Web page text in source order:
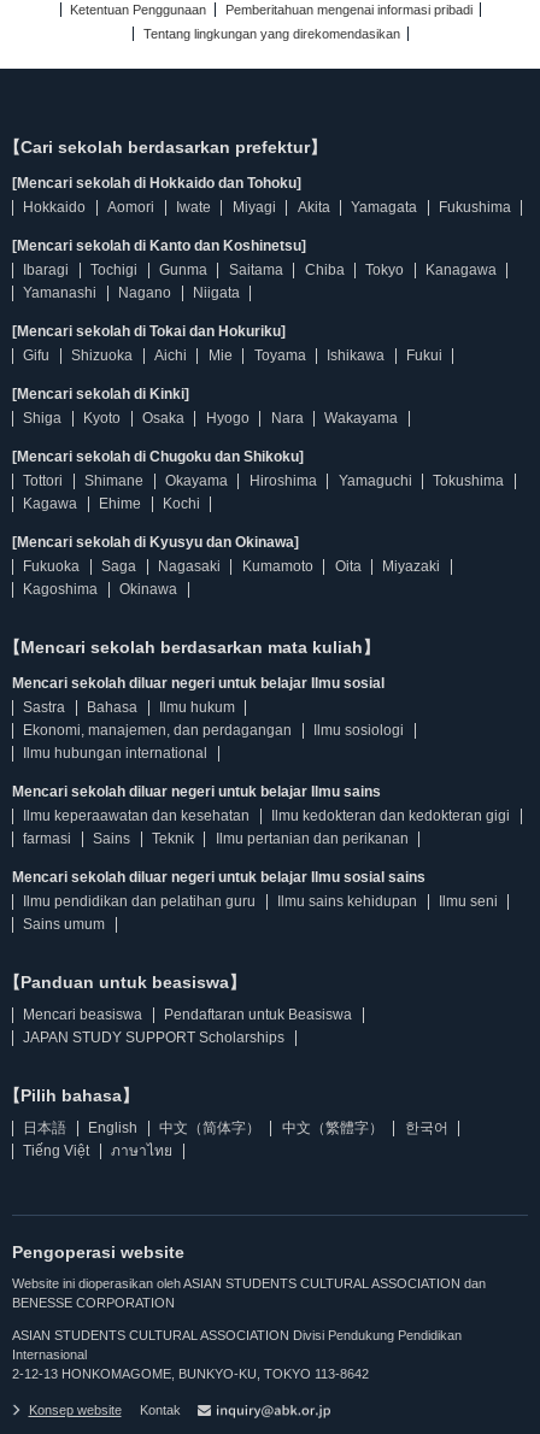
Ketentuan Penggunaan
Pemberitahuan mengenai informasi pribadi
Tentang lingkungan yang direkomendasikan
【Cari sekolah berdasarkan prefektur】
[Mencari sekolah di Hokkaido dan Tohoku]
Hokkaido
Aomori Iwate Miyagi Akita Yamagata Fukushima
[Mencari sekolah di Kanto dan Koshinetsu]
Ibaragi
Tochigi Gunma Saitama Chiba Tokyo
Kanagawa
Yamanashi
Nagano Niigata
[Mencari sekolah di Tokai dan Hokuriku]
Gifu
Shizuoka Aichi Mie Toyama Ishikawa Fukui
[Mencari sekolah di Kinki]
Shiga
Kyoto Osaka Hyogo Nara Wakayama
[Mencari sekolah di Chugoku dan Shikoku]
Tottori
Shimane Okayama Hiroshima Yamaguchi
Tokushima
Kagawa
Ehime Kochi
[Mencari sekolah di Kyusyu dan Okinawa]
Fukuoka
Saga Nagasaki Kumamoto Oita
Miyazaki
Kagoshima
Okinawa
【Mencari sekolah berdasarkan mata kuliah】
Mencari sekolah diluar negeri untuk belajar Ilmu sosial
Sastra
Bahasa
Ilmu hukum
Ekonomi, manajemen, dan perdagangan
Ilmu sosiologi
Ilmu hubungan international
Mencari sekolah diluar negeri untuk belajar Ilmu sains
Ilmu keperaawatan dan kesehatan
Ilmu kedokteran dan kedokteran gigi
farmasi
Sains Teknik Ilmu pertanian dan perikanan
Mencari sekolah diluar negeri untuk belajar Ilmu sosial sains
Ilmu pendidikan dan pelatihan guru
Ilmu sains kehidupan
Ilmu seni
Sains umum
【Panduan untuk beasiswa】
Mencari beasiswa
Pendaftaran untuk Beasiswa
JAPAN STUDY SUPPORT Scholarships
【Pilih bahasa】
日本語 English 中文（简体字） 中文（繁體字）
한국어
Tiếng Việt
ภาษาไทย
Pengoperasi website
Website ini dioperasikan oleh ASIAN STUDENTS CULTURAL ASSOCIATION dan
BENESSE CORPORATION
ASIAN STUDENTS CULTURAL ASSOCIATION Divisi Pendukung Pendidikan
Internasional
2-12-13 HONKOMAGOME, BUNKYO-KU, TOKYO 113-8642
Konsep website Kontak